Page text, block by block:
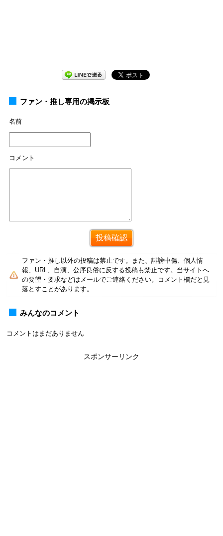
ファン・推し専用の掲示板
名前
コメント
ファン・推し以外の投稿は禁止です。また、誹謗中傷、個人情
報、URL、自演、公序良俗に反する投稿も禁止です。当サイトへ
の要望・要求などはメールでご連絡ください。コメント欄だと見
落とすことがあります。
みんなのコメント
コメントはまだありません
スポンサーリンク